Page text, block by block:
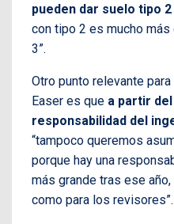
pueden dar suelo tipo
con tipo 2 es mucho
3”.
Otro punto relevante
Easer es que a partir
responsabilidad del
“tampoco queremos
porque hay una
más grande tras ese
como para los revisores”.